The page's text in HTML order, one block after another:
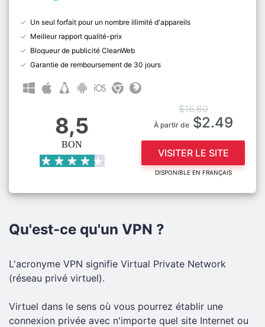
Un seul forfait pour un nombre illimité d'appareils
Meilleur rapport qualité-prix
Bloqueur de publicité CleanWeb
Garantie de remboursement de 30 jours
8,5
BON
$16.60
À partir de$2.49
VISITER LE SITE
DISPONIBLE EN FRANÇAIS
Qu'est-ce qu'un VPN ?
L'acronyme VPN signifie Virtual Private Network
(réseau privé virtuel).
Virtuel dans le sens où vous pourrez établir une
connexion privée avec n'importe quel site Internet ou